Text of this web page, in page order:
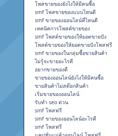
โพสขายของยังไงให้มีคนซื้อ
smf โพสขายของแบบไหนดี
smf ขายของออนไลน์ที่ไหนดี
เทคนิคการโพสต์ขายของ
smf โพสต์ขายของให้ยอดขายปัง
โพสต์ขายของให้ยอดขายปังโพสฟรี
smf ขายของในกลุ่มซื้อขายสินค้า
ไม่รู้จะขายอะไรดี
อยากขายของดี
ขายของออนไลน์ยังไงให้มีคนซื้อ
ขายสินค้าไม่สต๊อกสินค้า
เริ่มขายของออนไลน์
รับทำ seo ด่วน
smf โพสฟรี
smf ขายของออนไลน์อะไรดี
smf โพสฟรี